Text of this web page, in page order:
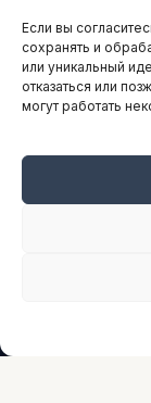
Если вы
сохранять и
или уникальный
отказаться или
могут работать
ARTICLES
Оплата онлайн